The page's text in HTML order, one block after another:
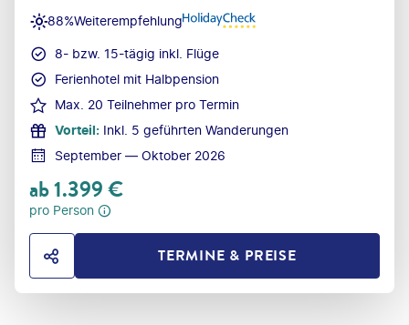
Weiterempfehlung
88%
8- bzw. 15-tägig inkl. Flüge
Ferienhotel mit Halbpension
Max. 20 Teilnehmer pro Termin
Vorteil: Inkl. 5 geführten Wanderungen
September — Oktober 2026
ab1.399€
pro Person
HOTEL TEILENTERMINE & PREISE